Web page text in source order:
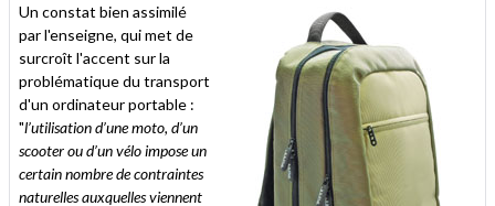
Un constat bien assimilé
par l'enseigne, qui met de
surcroît l'accent sur la
problématique du transport
d'un ordinateur portable :
"l’utilisation d’une moto, d’un
scooter ou d’un vélo impose un
certain nombre de contraintes
naturelles auxquelles viennent